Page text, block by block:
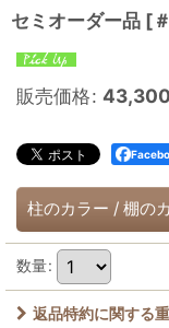
セミオーダー品 [
販売価格: 43,300
柱のカラー / 棚の
数量:
返品特約に関する